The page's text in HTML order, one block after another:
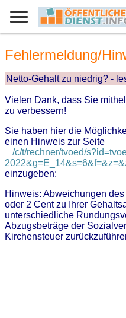
Fehlermeldung/
Netto-Gehalt zu niedrig? -
Vielen Dank, dass Sie
zu verbessern!
Sie haben hier die
einen Hinweis zur Seite
/c/t/rechner/tvoed/
einzugeben:
Hinweis: Abweichungen
oder 2 Cent zu Ihrer
unterschiedliche
Abzugsbeträge der
Kirchensteuer